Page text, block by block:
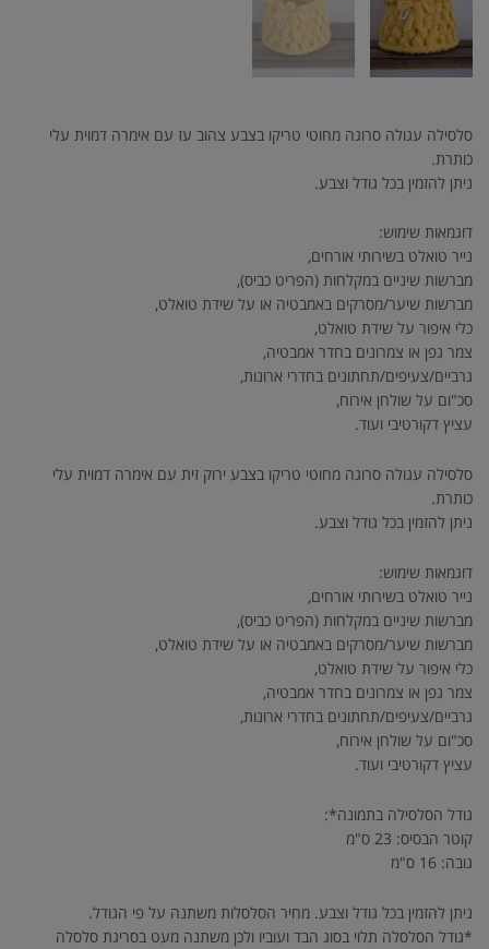
סלסילה עגולה סרוגה מחוטי טריקו בצבע צהוב עז עם אימרה דמוית עלי
כותרת.
ניתן להזמין בכל גודל וצבע.
דוגמאות שימוש:
נייר טואלט בשירותי אורחים,
מברשות שיניים במקלחות (הפריט כביס),
מברשות שיער/מסרקים באמבטיה או על שידת טואלט,
כלי איפור על שידת טואלט,
צמר גפן או צמרונים בחדר אמבטיה,
גרביים/צעיפים/תחתונים בחדרי ארונות,
סכ"ום על שולחן אירוח,
עציץ דקורטיבי ועוד.
סלסילה עגולה סרוגה מחוטי טריקו בצבע ירוק זית עם אימרה דמוית עלי
כותרת.
ניתן להזמין בכל גודל וצבע.
דוגמאות שימוש:
נייר טואלט בשירותי אורחים,
מברשות שיניים במקלחות (הפריט כביס),
מברשות שיער/מסרקים באמבטיה או על שידת טואלט,
כלי איפור על שידת טואלט,
צמר גפן או צמרונים בחדר אמבטיה,
גרביים/צעיפים/תחתונים בחדרי ארונות,
סכ"ום על שולחן אירוח,
עציץ דקורטיבי ועוד.
גודל הסלסילה בתמונה*:
קוטר הבסיס: 23 ס"מ
גובה: 16 ס"מ
ניתן להזמין בכל גודל וצבע. מחיר הסלסלות משתנה על פי הגודל.
*גודל הסלסלה תלוי בסוג הבד ועוביו ולכן משתנה מעט בסריגת סלסלה